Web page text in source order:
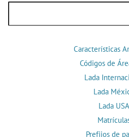
Características
Códigos de
Lada
Lada
Lada USA
Prefijos de